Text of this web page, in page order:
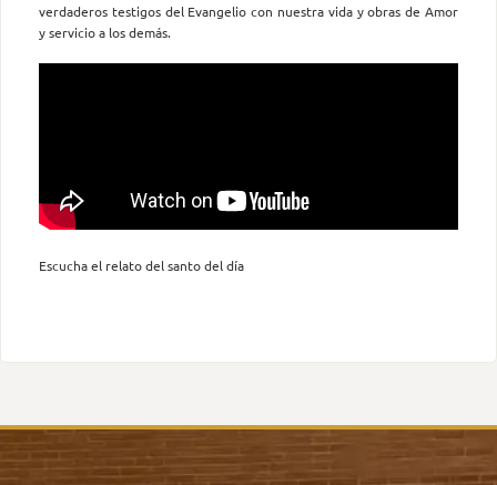
verdaderos testigos del Evangelio con nuestra vida y obras de Amor
y servicio a los demás.
Escucha el relato del santo del día